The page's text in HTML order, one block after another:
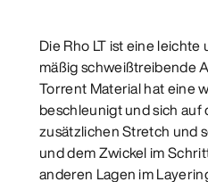
Die Rho LT ist eine
mäßig schweißtreibende
Torrent Material hat eine
beschleunigt und sich
zusätzlichen Stretch und
und dem Zwickel im
anderen Lagen im